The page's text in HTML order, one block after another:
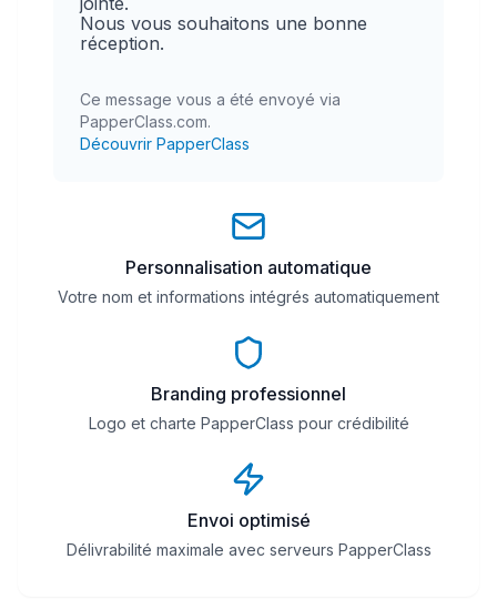
Nous vous souhaitons une bonne
réception.
Ce message vous a été envoyé via
PapperClass.com.
Découvrir PapperClass
Personnalisation automatique
Votre nom et informations intégrés automatiquement
Branding professionnel
Logo et charte PapperClass pour crédibilité
Envoi optimisé
Délivrabilité maximale avec serveurs PapperClass